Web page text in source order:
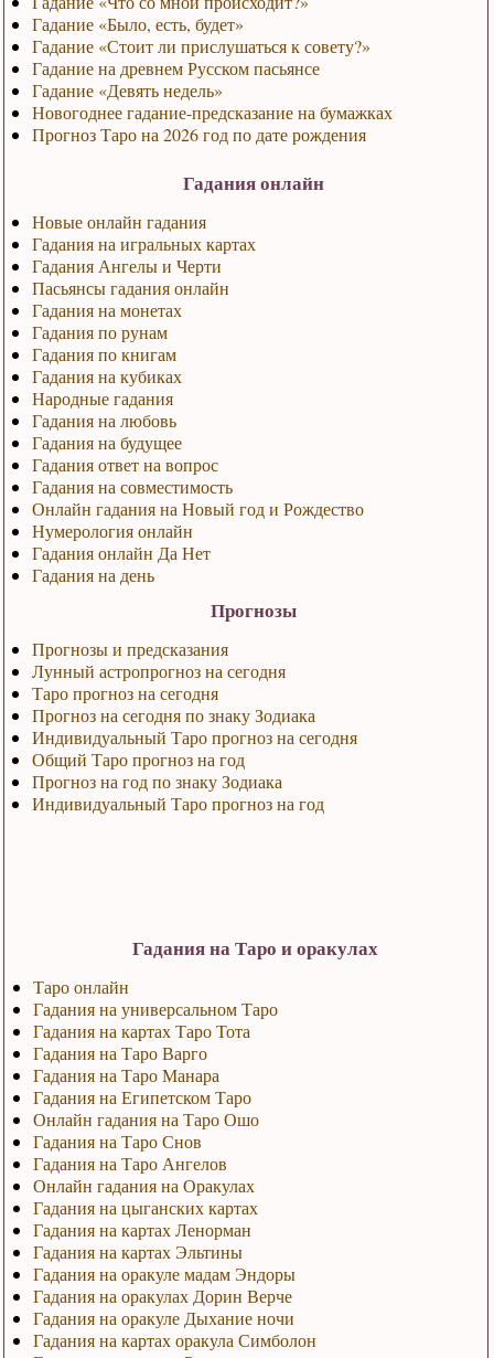
Гадание «Было, есть, будет»
Гадание «Стоит ли прислушаться к совету?»
Гадание на древнем Русском пасьянсе
Гадание «Девять недель»
Новогоднее гадание-предсказание на бумажках
Прогноз Таро на 2026 год по дате рождения
Гадания онлайн
Новые онлайн гадания
Гадания на игральных картах
Гадания Ангелы и Черти
Пасьянсы гадания онлайн
Гадания на монетах
Гадания по рунам
Гадания по книгам
Гадания на кубиках
Народные гадания
Гадания на любовь
Гадания на будущее
Гадания ответ на вопрос
Гадания на совместимость
Онлайн гадания на Новый год и Рождество
Нумерология онлайн
Гадания онлайн Да Нет
Гадания на день
Прогнозы
Прогнозы и предсказания
Лунный астропрогноз на сегодня
Таро прогноз на сегодня
Прогноз на сегодня по знаку Зодиака
Индивидуальный Таро прогноз на сегодня
Общий Таро прогноз на год
Прогноз на год по знаку Зодиака
Индивидуальный Таро прогноз на год
Гадания на Таро и оракулах
Таро онлайн
Гадания на универсальном Таро
Гадания на картах Таро Тота
Гадания на Таро Варго
Гадания на Таро Манара
Гадания на Египетском Таро
Онлайн гадания на Таро Ошо
Гадания на Таро Снов
Гадания на Таро Ангелов
Онлайн гадания на Оракулах
Гадания на цыганских картах
Гадания на картах Ленорман
Гадания на картах Эльтины
Гадания на оракуле мадам Эндоры
Гадания на оракулах Дорин Верче
Гадания на оракуле Дыхание ночи
Гадания на картах оракула Симболон